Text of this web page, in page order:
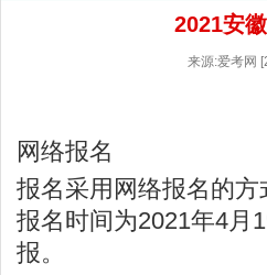
2021安
来源:爱考网
网络报名
报名采用网络报名的
报名时间为2021年4月
报。